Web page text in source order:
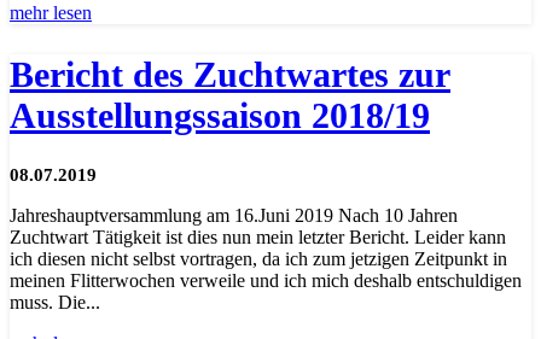
mehr lesen
Bericht des Zuchtwartes zur
Ausstellungssaison 2018/19
08.07.2019
Jahreshauptversammlung am 16.Juni 2019 Nach 10 Jahren
Zuchtwart Tätigkeit ist dies nun mein letzter Bericht. Leider kann
ich diesen nicht selbst vortragen, da ich zum jetzigen Zeitpunkt in
meinen Flitterwochen verweile und ich mich deshalb entschuldigen
muss. Die...